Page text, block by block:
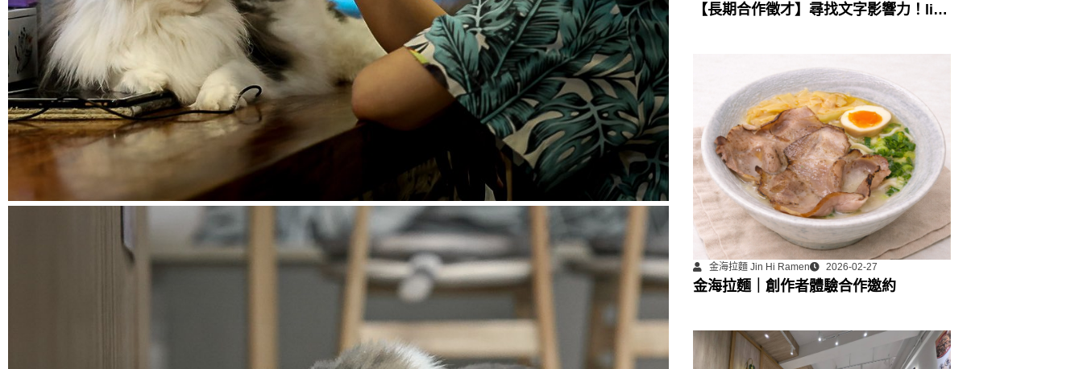
【長期合作徵才】尋找文字影響力！lihi
金海拉麵 Jin Hi Ramen 2026-02-27
金海拉麵｜創作者體驗合作邀約